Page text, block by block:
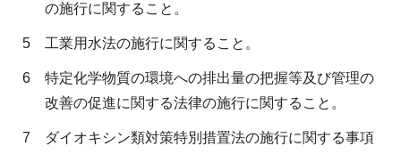
の施行に関すること。
5 工業用水法の施行に関すること。
6
特定化学物質の環境への排出量の把握等及び管理の
改善の促進に関する法律の施行に関すること。
7
ダイオキシン類対策特別措置法の施行に関する事項